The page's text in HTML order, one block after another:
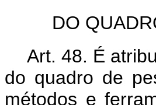
DO
Art. 48. É
do quadro de
métodos e